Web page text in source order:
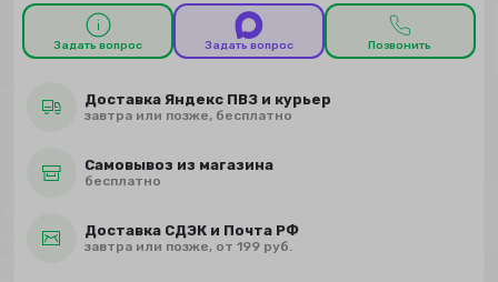
Задать вопрос Задать вопрос Позвонить
Доставка Яндекс ПВЗ и курьер
завтра или позже, бесплатно
Самовывоз из магазина
бесплатно
Доставка СДЭК и Почта РФ
завтра или позже, от 199 руб.